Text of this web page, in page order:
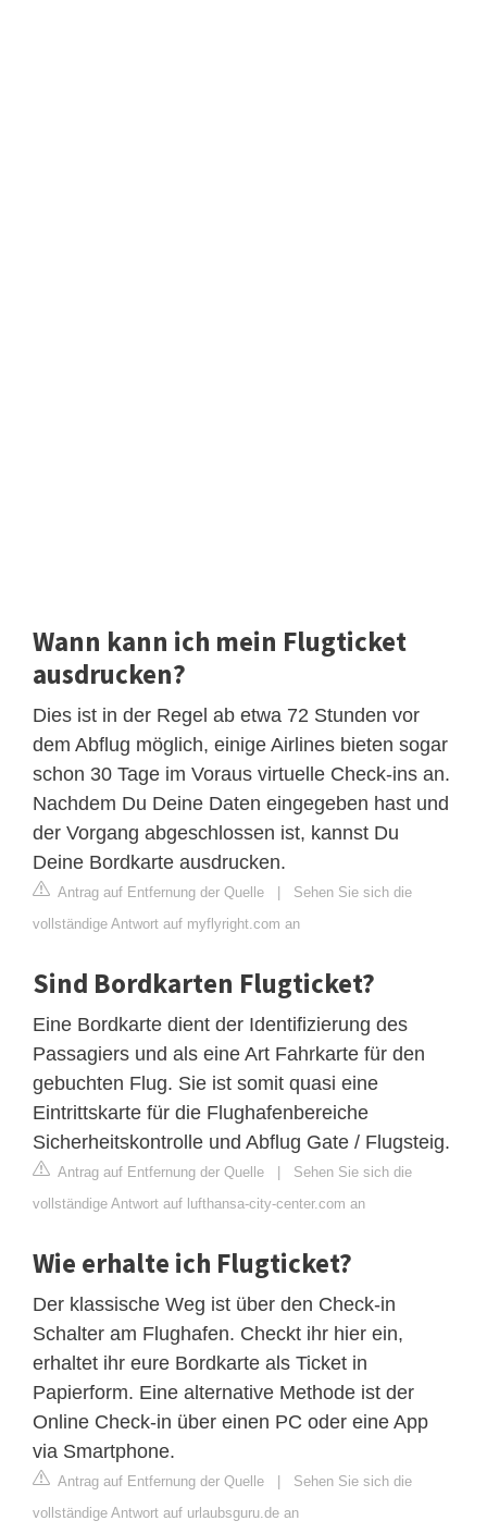
Wann kann ich mein Flugticket
ausdrucken?
Dies ist in der Regel ab etwa 72 Stunden vor
dem Abflug möglich, einige Airlines bieten sogar
schon 30 Tage im Voraus virtuelle Check-ins an.
Nachdem Du Deine Daten eingegeben hast und
der Vorgang abgeschlossen ist, kannst Du
Deine Bordkarte ausdrucken.
Antrag auf Entfernung der Quelle | Sehen Sie sich die
vollständige Antwort auf myflyright.com an
Sind Bordkarten Flugticket?
Eine Bordkarte dient der Identifizierung des
Passagiers und als eine Art Fahrkarte für den
gebuchten Flug. Sie ist somit quasi eine
Eintrittskarte für die Flughafenbereiche
Sicherheitskontrolle und Abflug Gate / Flugsteig.
Antrag auf Entfernung der Quelle | Sehen Sie sich die
vollständige Antwort auf lufthansa-city-center.com an
Wie erhalte ich Flugticket?
Der klassische Weg ist über den Check-in
Schalter am Flughafen. Checkt ihr hier ein,
erhaltet ihr eure Bordkarte als Ticket in
Papierform. Eine alternative Methode ist der
Online Check-in über einen PC oder eine App
via Smartphone.
Antrag auf Entfernung der Quelle | Sehen Sie sich die
vollständige Antwort auf urlaubsguru.de an